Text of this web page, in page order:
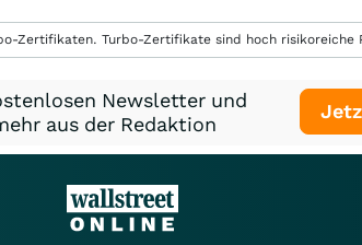
Zertifikaten. Turbo-Zertifikate sind hoch
Newsletter und
aus der Redaktion